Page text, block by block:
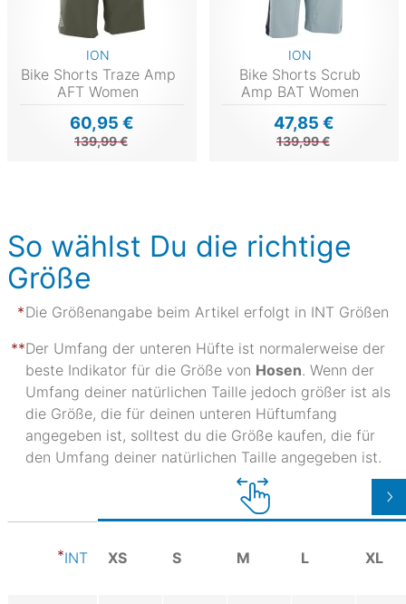
ION
Bike Shorts Traze Amp
AFT Women
60,95 €
139,99 €
ION
Bike Shorts Scrub
Amp BAT Women
47,85 €
139,99 €
So wählst Du die richtige
Größe
Die Größenangabe beim Artikel erfolgt in INT Größen
Der Umfang der unteren Hüfte ist normalerweise der
beste Indikator für die Größe von Hosen. Wenn der
Umfang deiner natürlichen Taille jedoch größer ist als
die Größe, die für deinen unteren Hüftumfang
angegeben ist, solltest du die Größe kaufen, die für
den Umfang deiner natürlichen Taille angegeben ist.
INT XS S M L XL